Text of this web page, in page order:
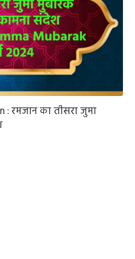
: रमजान का तीसरा जुमा